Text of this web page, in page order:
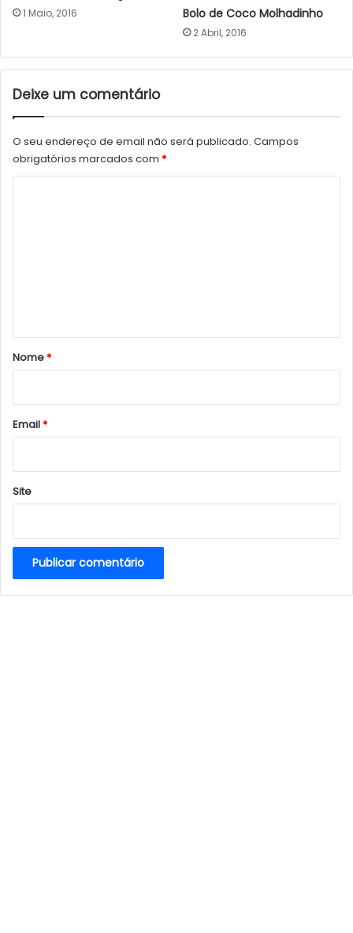
1 Maio, 2016 Bolo de Coco Molhadinho
2 Abril, 2016
Deixe um comentário
O seu endereço de email não será publicado. Campos
obrigatórios marcados com *
r
*
Nome*
Email*
Site